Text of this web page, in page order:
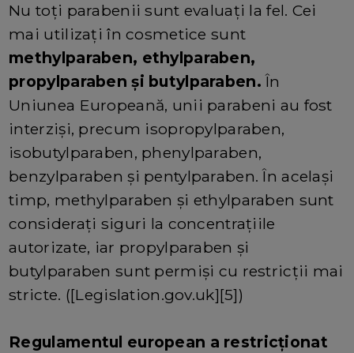
Nu toți parabenii sunt evaluați la fel. Cei
mai utilizați în cosmetice sunt
methylparaben, ethylparaben,
propylparaben și butylparaben. În
Uniunea Europeană, unii parabeni au fost
interziși, precum isopropylparaben,
isobutylparaben, phenylparaben,
benzylparaben și pentylparaben. În același
timp, methylparaben și ethylparaben sunt
considerați siguri la concentrațiile
autorizate, iar propylparaben și
butylparaben sunt permiși cu restricții mai
stricte. ([Legislation.gov.uk][5])
Regulamentul european a restricționat